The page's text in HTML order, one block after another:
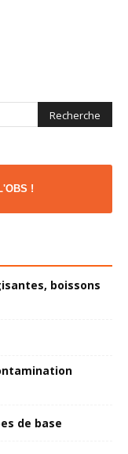
!
boissons
de base